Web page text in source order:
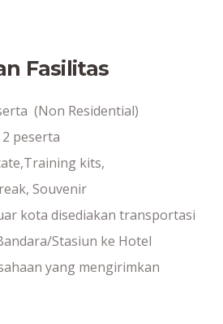
Fasilitas
(Non Residential)
peserta
kits,
Souvenir
kota disediakan transportasi
Stasiun ke Hotel
yang mengirimkan